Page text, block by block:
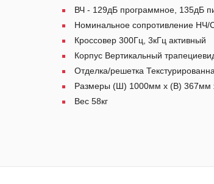
ВЧ - 129дБ программное, 135дБ
Номинальное сопротивление
Кроссовер 300Гц, 3кГц активный
Корпус Вертикальный
Отделка/решетка
Размеры (Ш) 1000мм x (В) 367мм
Вес 58кг